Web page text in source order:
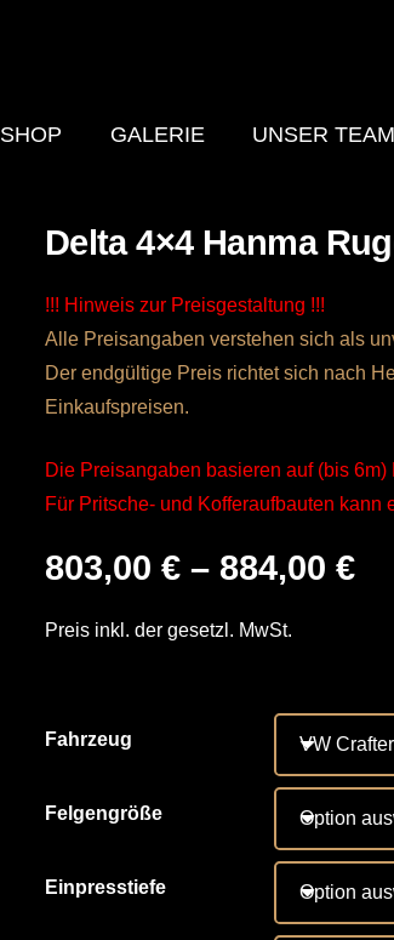
SHOP GALERIE UNSER TEAM
Delta 4×4 Hanma
!!! Hinweis zur Preisgestaltung !!!
Alle Preisangaben verstehen sich als
Der endgültige Preis richtet sich nach
Einkaufspreisen.
Die Preisangaben basieren auf (bis
Für Pritsche- und Kofferaufbauten
803,00 €– 884,00 €
Preis inkl. der gesetzl. MwSt.
Fahrzeug
Felgengröße
Einpresstiefe